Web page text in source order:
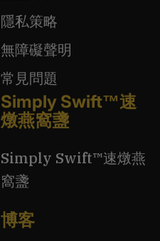
隱私策略
無障礙聲明
常見問題
Simply Swift™速
燉燕窩盞
Simply Swift™速燉燕
窩盞
博客